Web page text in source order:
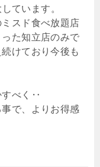
ています。
スド食べ放題店
た知立店のみで
けており今後も
すべく‥
で、よりお得感